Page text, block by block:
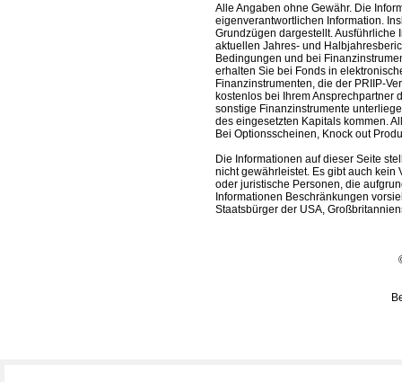
Alle Angaben ohne Gewähr. Die
eigenverantwortlichen Information.
Grundzügen dargestellt.
aktuellen Jahres- und
Bedingungen und bei
erhalten Sie bei Fonds in
Finanzinstrumenten, die der PRIIP-
kostenlos bei Ihrem Ansprechpartner
sonstige Finanzinstrumente
des eingesetzten Kapitals kommen.
Bei Optionsscheinen, Knock out
Die Informationen auf dieser Seite
nicht gewährleistet. Es gibt auch kein
oder juristische Personen, die
Informationen Beschränkungen
Staatsbürger der USA,